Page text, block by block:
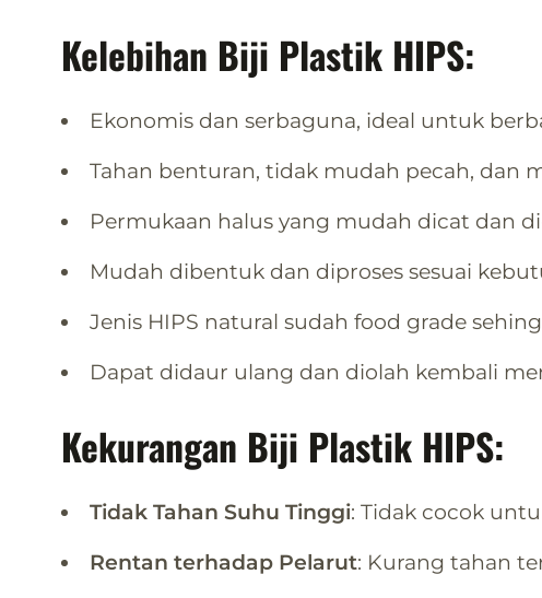
Kelebihan Biji Plastik HIPS:
Ekonomis dan serbaguna, ideal untuk
Tahan benturan, tidak mudah pecah, dan
Permukaan halus yang mudah dicat dan
Mudah dibentuk dan diproses sesuai
Jenis HIPS natural sudah food grade
Dapat didaur ulang dan diolah kembali
Kekurangan Biji Plastik HIPS:
Tidak Tahan Suhu Tinggi: Tidak cocok
Rentan terhadap Pelarut: Kurang tahan